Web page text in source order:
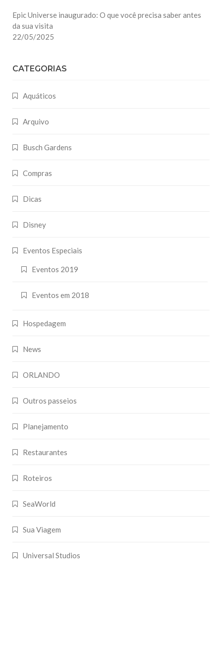
Epic Universe inaugurado: O que você precisa saber antes
da sua visita
22/05/2025
CATEGORIAS
Aquáticos
Arquivo
Busch Gardens
Compras
Dicas
Disney
Eventos Especiais
Eventos 2019
Eventos em 2018
Hospedagem
News
ORLANDO
Outros passeios
Planejamento
Restaurantes
Roteiros
SeaWorld
Sua Viagem
Universal Studios